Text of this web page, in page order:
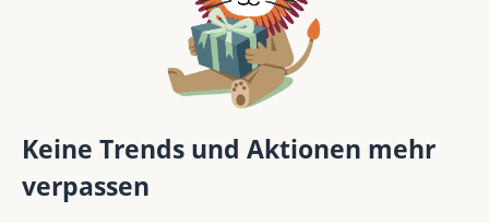
Akzeptierbar (0)
Keine Trends und Aktionen mehr
verpassen